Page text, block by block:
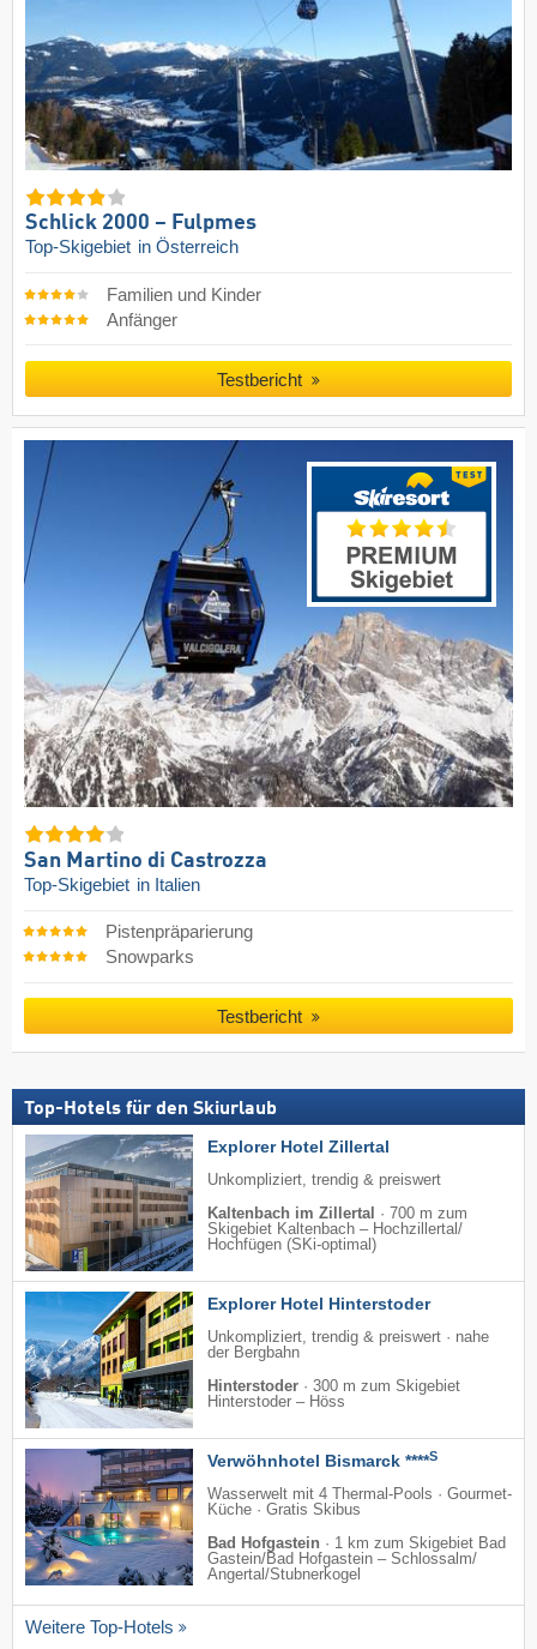
Schlick 2000 – Fulpmes
Top-Skigebiet in Österreich
Familien und Kinder
Anfänger
Testbericht
San Martino di Castrozza
Top-Skigebiet in Italien
Pistenpräparierung
Snowparks
Testbericht
Top-Hotels für den Skiurlaub
Explorer Hotel Zillertal
Unkompliziert, trendig & preiswert
Kaltenbach im Zillertal
· 700 m zum
Skigebiet Kaltenbach – Hochzillertal/​
Hochfügen (SKi-optimal)
Explorer Hotel Hinterstoder
Unkompliziert, trendig & preiswert · nahe
der Bergbahn
Hinterstoder · 300 m zum Skigebiet
Hinterstoder – Höss
Verwöhnhotel Bismarck ****S
Wasserwelt mit 4 Thermal-Pools · Gourmet-
Küche · Gratis Skibus
Bad Hofgastein · 1 km zum Skigebiet Bad
Gastein/​Bad Hofgastein – Schlossalm/​
Angertal/​Stubnerkogel
Weitere Top-Hotels